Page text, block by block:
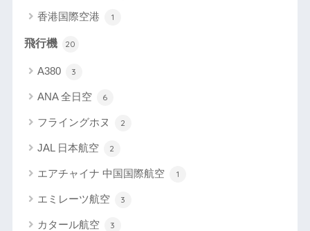
香港国際空港 1
飛行機 20
A380 3
ANA 全日空 6
フライングホヌ 2
JAL 日本航空 2
エアチャイナ 中国国際航空 1
エミレーツ航空 3
カタール航空 3